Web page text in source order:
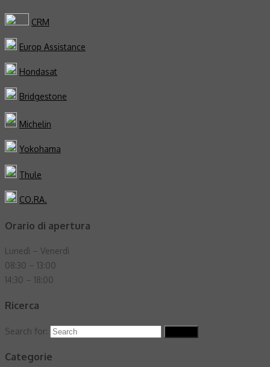
CRM
Europ Assistance
Hondasat
Bridgestone
Michelin
Yokohama
Thule
CO.RA.
Orario di apertura
Lunedì – Venerdì
08:30 – 13:00
14:30 – 18:00
Ricerca
Search for:
Categorie